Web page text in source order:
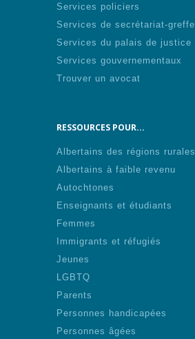
Services policiers
Services de secrétariat-greffe
Services du palais de justice
Services gouvernementaux
Trouver un avocat
RESSOURCES POUR...
Albertains des régions rurales
Albertains à faible revenu
Autochtones
Enseignants et étudiants
Femmes
Immigrants et réfugiés
Jeunes
LGBTQ
Parents
Personnes handicapées
Personnes âgées